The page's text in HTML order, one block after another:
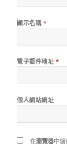
顯示名稱 *
電子郵件地址 *
個人網站網址
在瀏覽器中